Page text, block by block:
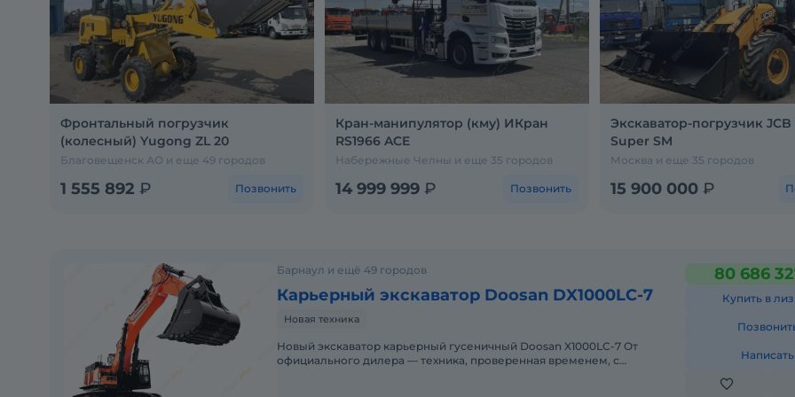
Фронтальный погрузчик
(колесный) Yugong ZL 20
Благовещенск АО и еще 49 городов
1 555 892 ₽ Позвонить
Кран-манипулятор (кму) ИКран
RS1966 ACE
Набережные Челны и еще 35 городов
14 999 999 ₽ Позвонить
Экскаватор-погрузчик JCB
Super SM
Москва и еще 35 городов
15 900 000 ₽
Барнаул и ещё 49 городов
Карьерный экскаватор Doosan DX1000LC-7
Новая техника
Новый экскаватор карьерный гусеничный Doosan X1000LC-7 От
официального дилера — техника, проверенная временем, с
80 686
Купить в
Написать